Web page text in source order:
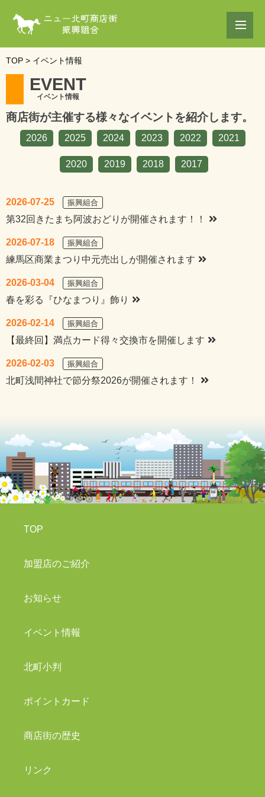
TOP > イベント情報
EVENT
イベント情報
商店街が主催する様々なイベントを紹介します。
2026 2025 2024 2023 2022 2021
2020 2019 2018 2017
2026-07-25 振興組合
第32回きたまち阿波おどりが開催されます！！
2026-07-18 振興組合
練馬区商業まつり中元売出しが開催されます
2026-03-04 振興組合
春を彩る『ひなまつり』飾り
2026-02-14 振興組合
【最終回】満点カード得々交換市を開催します
2026-02-03 振興組合
北町浅間神社で節分祭2026が開催されます！
TOP
加盟店のご紹介
お知らせ
イベント情報
北町小判
ポイントカード
商店街の歴史
リンク